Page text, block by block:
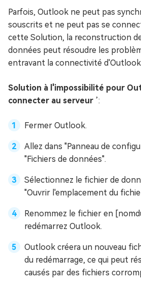
Parfois, Outlook ne peut pas
souscrits et ne peut pas se
cette Solution, la reconstruction
données peut résoudre les
entravant la connectivité
Solution à l'impossibilité pour
connecter au serveur ’:
Fermer Outlook.
Allez dans "Panneau de
"Fichiers de données".
Sélectionnez le fichier de
"Ouvrir l'emplacement du
Renommez le fichier en
redémarrez Outlook.
Outlook créera un nouveau
du redémarrage, ce qui peut
causés par des fichiers